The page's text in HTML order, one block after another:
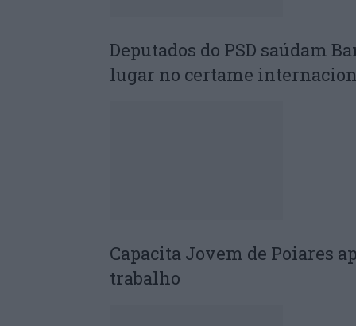
Deputados do PSD saúdam
lugar no certame
Capacita Jovem de Poiares
trabalho